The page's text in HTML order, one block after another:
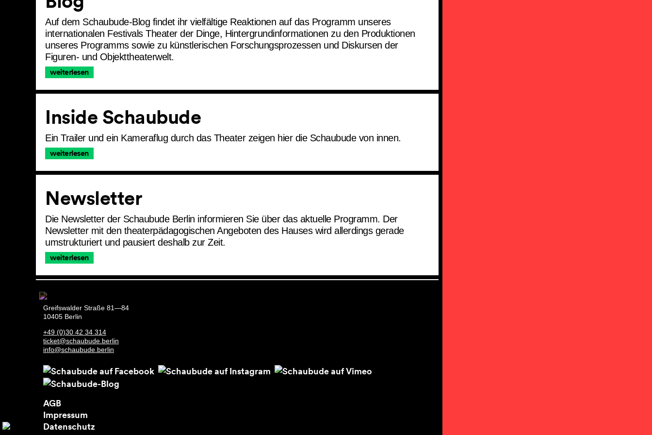
Auf dem Schaubude-Blog findet ihr vielfältige Reaktionen auf das Programm unseres
internationalen Festivals Theater der Dinge, Hintergrundinformationen zu den Produktionen
unseres Programms sowie zu künstlerischen Forschungsprozessen und Diskursen der
Figuren- und Objekttheaterwelt.
weiterlesen
Inside Schaubude
Ein Trailer und ein Kameraflug durch das Theater zeigen hier die Schaubude von innen.
weiterlesen
Newsletter
Die Newsletter der Schaubude Berlin informieren Sie über das aktuelle Programm. Der
Newsletter mit den theaterpädagogischen Angeboten des Hauses wird allerdings gerade
umstrukturiert und pausiert deshalb zur Zeit.
weiterlesen
Greifswalder Straße 81—84
10405 Berlin
+49 (0)30 42 34 314
ticket@schaubude.berlin
info@schaubude.berlin
AGB
Impressum
Datenschutz